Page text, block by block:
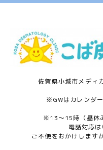
佐賀県小城市メディ
※GWはカレンダ
※13〜15時（昼休
電話対応は
ご不便をおかけします